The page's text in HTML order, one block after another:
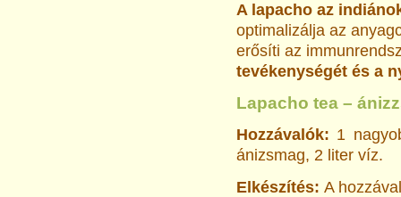
A lapacho az
optimalizálja az
erősíti az
tevékenységét és a
Lapacho tea –
Hozzávalók: 1
ánizsmag, 2 liter víz.
Elkészítés: A